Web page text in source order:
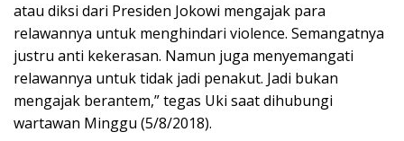
atau diksi dari Presiden Jokowi mengajak para
relawannya untuk menghindari violence. Semangatnya
justru anti kekerasan. Namun juga menyemangati
relawannya untuk tidak jadi penakut. Jadi bukan
mengajak berantem,” tegas Uki saat dihubungi
wartawan Minggu (5/8/2018).